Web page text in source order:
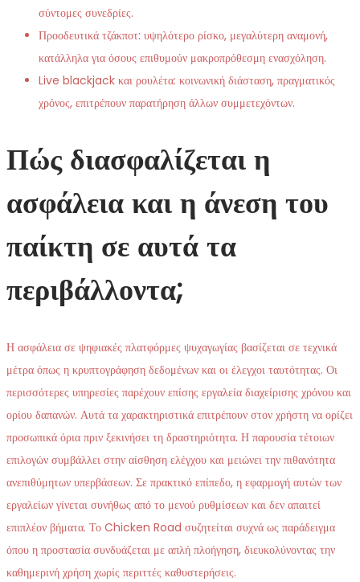
σύντομες συνεδρίες.
Προοδευτικά τζάκποτ: υψηλότερο ρίσκο, μεγαλύτερη αναμονή,
κατάλληλα για όσους επιθυμούν μακροπρόθεσμη ενασχόληση.
Live blackjack και ρουλέτα: κοινωνική διάσταση, πραγματικός
χρόνος, επιτρέπουν παρατήρηση άλλων συμμετεχόντων.
Πώς διασφαλίζεται η
ασφάλεια και η άνεση του
παίκτη σε αυτά τα
περιβάλλοντα;
Η ασφάλεια σε ψηφιακές πλατφόρμες ψυχαγωγίας βασίζεται σε τεχνικά
μέτρα όπως η κρυπτογράφηση δεδομένων και οι έλεγχοι ταυτότητας. Οι
περισσότερες υπηρεσίες παρέχουν επίσης εργαλεία διαχείρισης χρόνου και
ορίου δαπανών. Αυτά τα χαρακτηριστικά επιτρέπουν στον χρήστη να ορίζει
προσωπικά όρια πριν ξεκινήσει τη δραστηριότητα. Η παρουσία τέτοιων
επιλογών συμβάλλει στην αίσθηση ελέγχου και μειώνει την πιθανότητα
ανεπιθύμητων υπερβάσεων. Σε πρακτικό επίπεδο, η εφαρμογή αυτών των
εργαλείων γίνεται συνήθως από το μενού ρυθμίσεων και δεν απαιτεί
επιπλέον βήματα. Το Chicken Road συζητείται συχνά ως παράδειγμα
όπου η προστασία συνδυάζεται με απλή πλοήγηση, διευκολύνοντας την
καθημερινή χρήση χωρίς περιττές καθυστερήσεις.